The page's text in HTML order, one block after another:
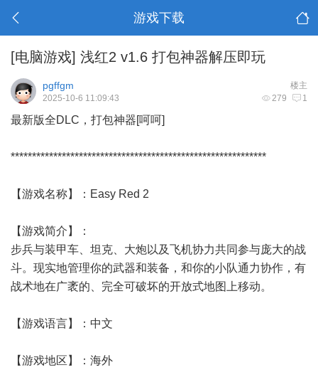
游戏下载
[电脑游戏] 浅红2 v1.6 打包神器解压即玩
楼主
pgffgm
279 1
2025-10-6 11:09:43
最新版全DLC，打包神器[呵呵]
************************************************************
【游戏名称】：Easy Red 2
【游戏简介】：
步兵与装甲车、坦克、大炮以及飞机协力共同参与庞大的战
斗。现实地管理你的武器和装备，和你的小队通力协作，有
战术地在广袤的、完全可破坏的开放式地图上移动。
【游戏语言】：中文
【游戏地区】：海外